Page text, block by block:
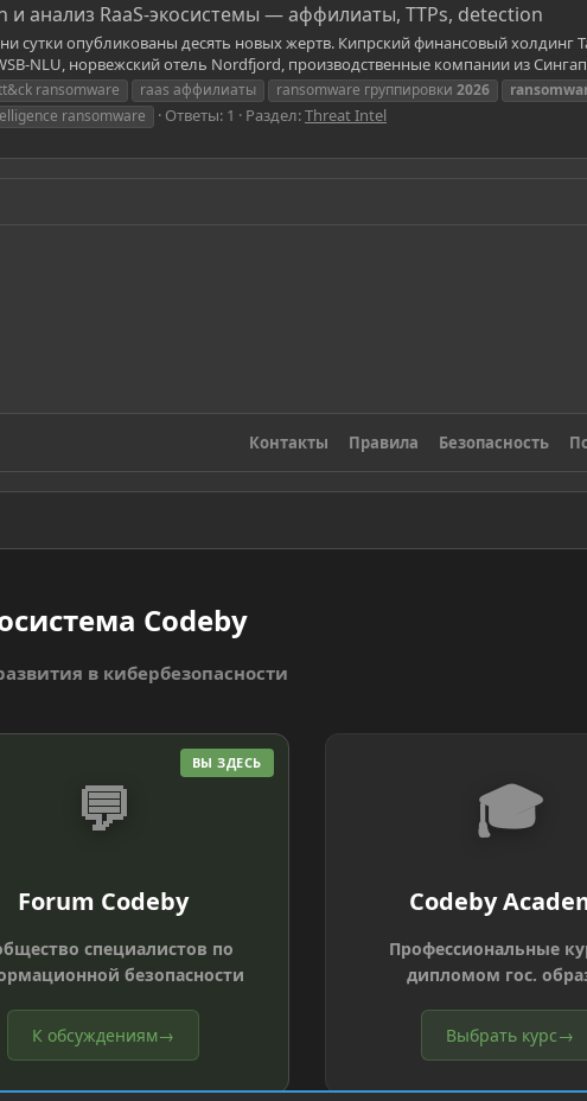
и анализ RaaS-экосистемы — аффилиаты, TTPs, detection
сутки опубликованы десять новых жертв. Кипрский финансовый холдинг
NLU, норвежский отель Nordfjord, производственные компании из
ransomware raas аффилиаты ransomware группировки 2026
ransomware Ответы: 1 Раздел:Threat Intel
Контакты Правила Безопасность
Codeby
в кибербезопасности
ВЫ ЗДЕСЬ
💬
Forum Codeby
специалистов по
безопасности
К обсуждениям→
🎓
Codeby
Профессиональные
дипломом гос.
Выбрать курс→